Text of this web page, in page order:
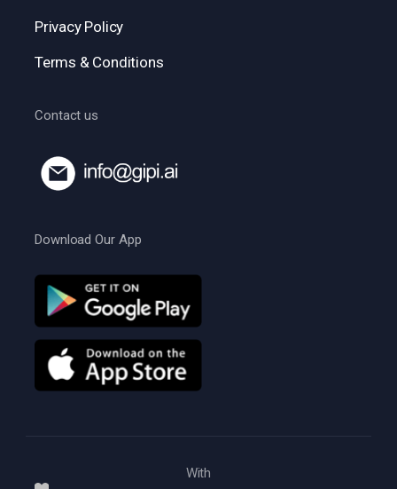
Privacy Policy
Terms & Conditions
Contact us
Download Our App
With